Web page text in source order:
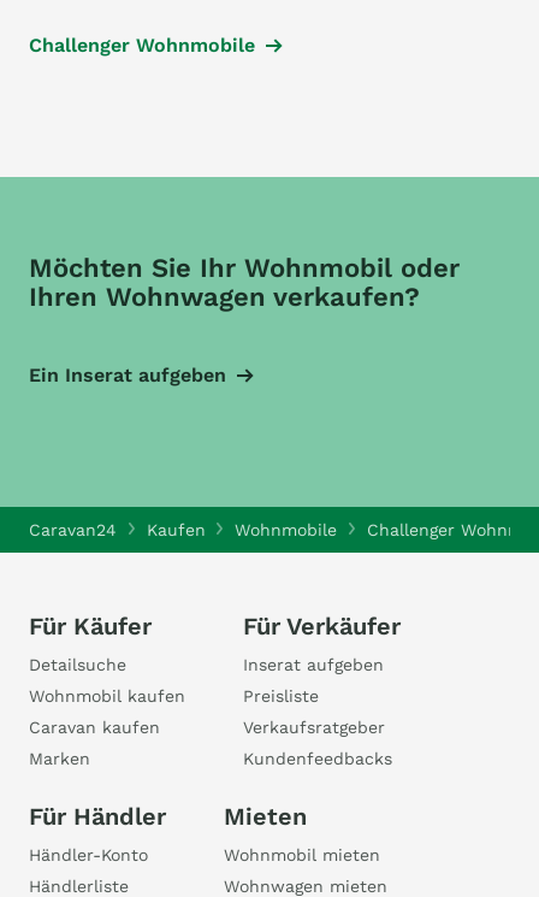
Challenger Wohnmobile
Möchten Sie Ihr Wohnmobil oder
Ihren Wohnwagen verkaufen?
Ein Inserat aufgeben
Caravan24 Kaufen Wohnmobile Challenger
Für Käufer
Detailsuche
Wohnmobil kaufen
Caravan kaufen
Marken
Für Verkäufer
Inserat aufgeben
Preisliste
Verkaufsratgeber
Kundenfeedbacks
Für Händler
Händler-Konto
Händlerliste
Mieten
Wohnmobil mieten
Wohnwagen mieten